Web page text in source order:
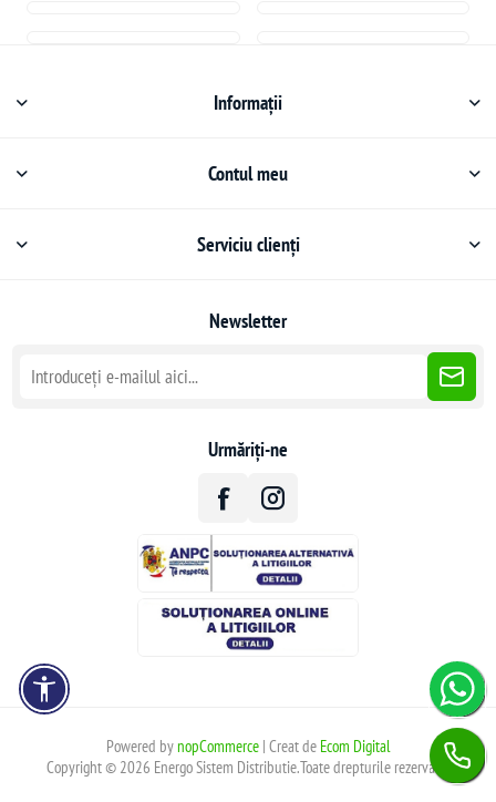
Informații
Contul meu
Serviciu clienți
Newsletter
Urmăriți-ne
Powered bynopCommerce| Creat de Ecom Digital
Copyright © 2026 Energo Sistem Distributie.Toate drepturile rezervate.